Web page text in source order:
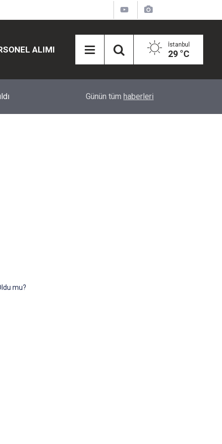
ALIMI İstanbul
29 °C
Eğiti Bir Sen'den Kadınlar İçin Olay Teklif:
Günün tüm haberleri
mu?